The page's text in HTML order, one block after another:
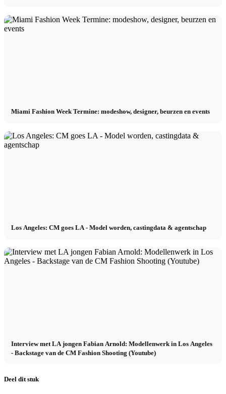
Miami Fashion Week Termine: modeshow, designer, beurzen en events
Los Angeles: CM goes LA - Model worden, castingdata & agentschap
Interview met LA jongen Fabian Arnold: Modellenwerk in Los Angeles
- Backstage van de CM Fashion Shooting (Youtube)
Deel dit stuk